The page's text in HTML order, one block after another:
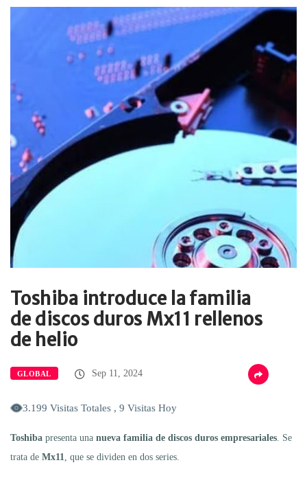
Toshiba introduce la familia
de discos duros Mx11 rellenos
de helio
GLOBAL Sep 11, 2024
3.199 Visitas Totales , 9 Visitas Hoy
Toshiba presenta una nueva familia de discos duros empresariales . Se
trata de Mx11 , que se dividen en dos series.